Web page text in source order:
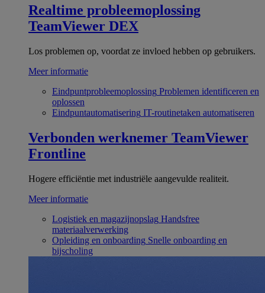
Realtime probleemoplossing
TeamViewer DEX
Los problemen op, voordat ze invloed hebben op gebruikers.
Meer informatie
Eindpuntprobleemoplossing Problemen identificeren en
oplossen
Eindpuntautomatisering IT-routinetaken automatiseren
Verbonden werknemer TeamViewer
Frontline
Hogere efficiëntie met industriële aangevulde realiteit.
Meer informatie
Logistiek en magazijnopslag Handsfree
materiaalverwerking
Opleiding en onboarding Snelle onboarding en
bijscholing